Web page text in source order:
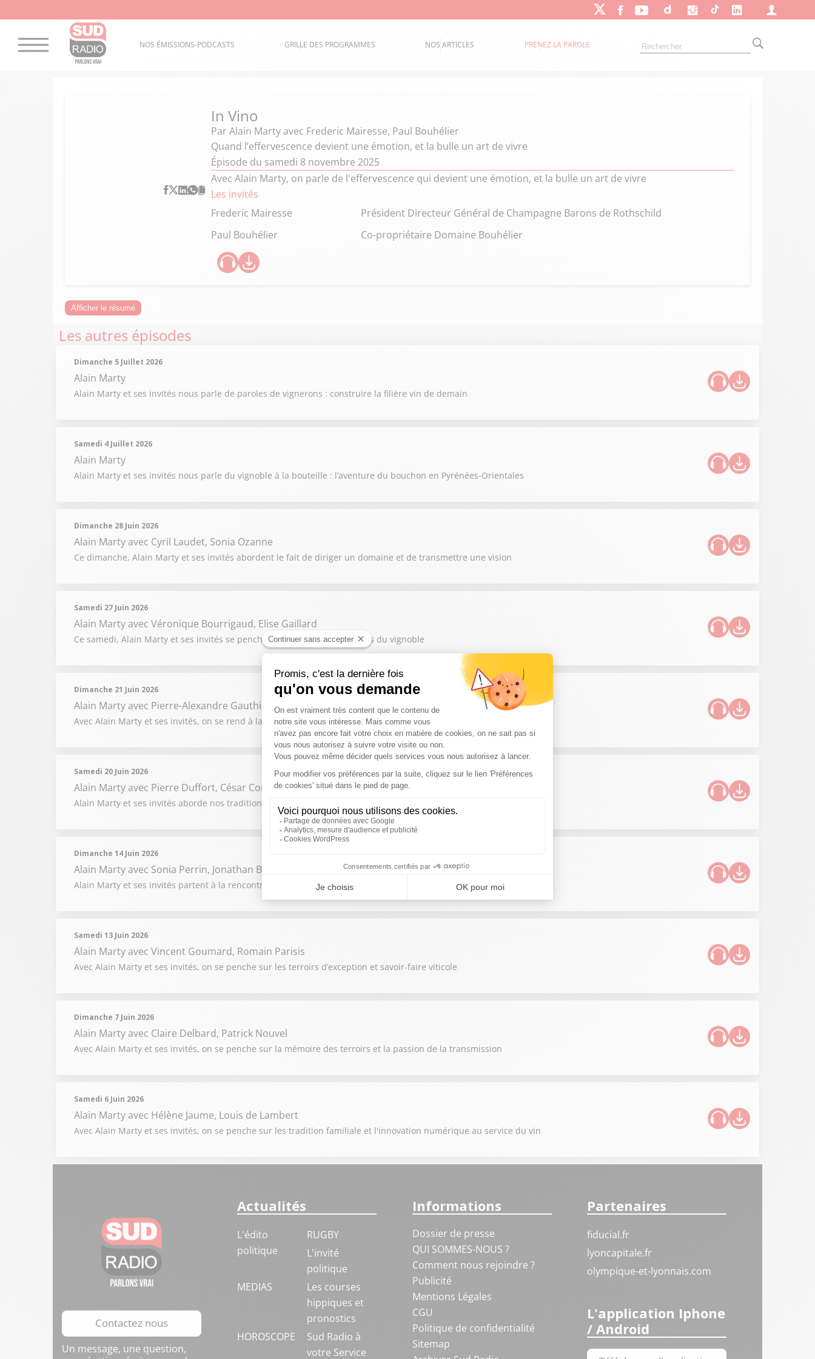
NOS ÉMISSIONS-PODCASTS GRILLE DES PROGRAMMES NOS ARTICLES PRENEZ LA PAROLE
In Vino
Par Alain Martyavec Frederic Mairesse, Paul Bouhélier
Quand l’effervescence devient une émotion, et la bulle un art de vivre
Épisode du samedi 8 novembre 2025
Avec Alain Marty, on parle de l'effervescence qui devient une émotion, et la bulle un art de vivre
Les invités
Frederic Mairesse
Président Directeur Général de Champagne Barons de Rothschild
Paul Bouhélier
Co-propriétaire Domaine Bouhélier
Afficher le résumé
Les autres épisodes
Dimanche 5 Juillet 2026
Alain Marty
Alain Marty et ses invités nous parle de paroles de vignerons : construire la filière vin de demain
Samedi 4 Juillet 2026
Alain Marty
Alain Marty et ses invités nous parle du vignoble à la bouteille : l’aventure du bouchon en Pyrénées-Orientales
Dimanche 28 Juin 2026
Alain Martyavec Cyril Laudet, Sonia Ozanne
Ce dimanche, Alain Marty et ses invités abordent le fait de diriger un domaine et de transmettre une vision
Samedi 27 Juin 2026
Alain Martyavec Véronique Bourrigaud, Elise Gaillard
Ce samedi, Alain Marty et ses invités se penchent sur les talents féminins du vignoble
Dimanche 21 Juin 2026
Alain Martyavec Pierre-Alexandre Gauthier, Cathy Collart-Geiger
Avec Alain Marty et ses invités, on se rend à la rencontre des terroirs et des traditions viticoles
Samedi 20 Juin 2026
Alain Martyavec Pierre Duffort, César Compadre
Alain Marty et ses invités aborde nos traditions viticoles et les nouveaux horizons
Dimanche 14 Juin 2026
Alain Martyavec Sonia Perrin, Jonathan Brunot
Alain Marty et ses invités partent à la rencontre des vignerons passionnés
Samedi 13 Juin 2026
Alain Martyavec Vincent Goumard, Romain Parisis
Avec Alain Marty et ses invités, on se penche sur les terroirs d’exception et savoir-faire viticole
Dimanche 7 Juin 2026
Alain Martyavec Claire Delbard, Patrick Nouvel
Avec Alain Marty et ses invités, on se penche sur la mémoire des terroirs et la passion de la transmission
Samedi 6 Juin 2026
Alain Martyavec Hélène Jaume, Louis de Lambert
Avec Alain Marty et ses invités, on se penche sur les tradition familiale et l'innovation numérique au service du vin
Contactez nous
Un message, une question,
Actualités
L'édito
politique
RUGBY
L'invité
politique
MEDIAS
Les courses
hippiques et
pronostics
HOROSCOPE
Sud Radio à
votre Service
Informations
Dossier de presse
QUI SOMMES-NOUS ?
Comment nous rejoindre ?
Publicité
Mentions Légales
CGU
Politique de confidentialité
Sitemap
Partenaires
fiducial.fr
lyoncapitale.fr
olympique-et-lyonnais.com
L'application Iphone
/ Android